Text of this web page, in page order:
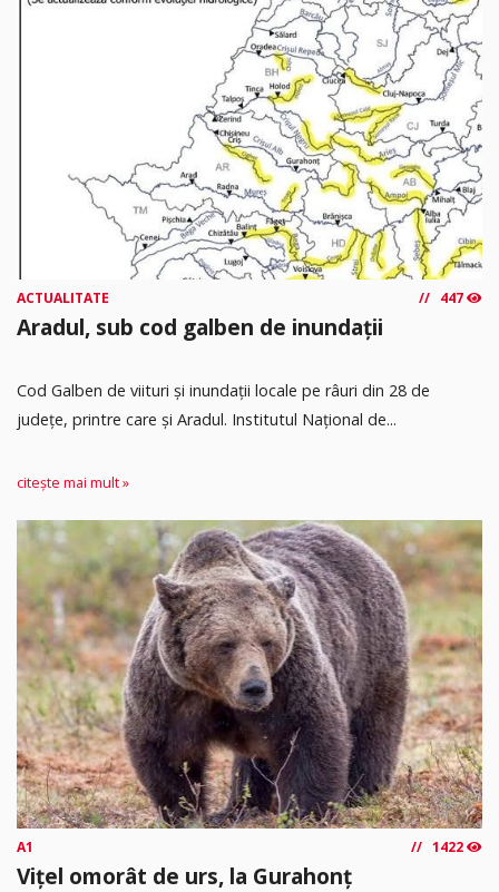
ACTUALITATE 447
Aradul, sub cod galben de inundații
Cod Galben de viituri și inundații locale pe râuri din 28 de
județe, printre care și Aradul. Institutul Național de...
citește mai mult »
A1 1422
Vițel omorât de urs, la Gurahonț